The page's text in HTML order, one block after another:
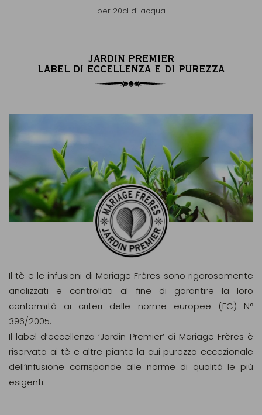
per 20cl di acqua
JARDIN PREMIER
LABEL DI ECCELLENZA E DI PUREZZA
Il tè e le infusioni di Mariage Frères sono rigorosamente
analizzati e controllati al fine di garantire la loro
conformità ai criteri delle norme europee (EC) N°
396/2005.
Il label d’eccellenza ‘Jardin Premier’ di Mariage Frères è
riservato ai tè e altre piante la cui purezza eccezionale
dell’infusione corrisponde alle norme di qualità le più
esigenti.